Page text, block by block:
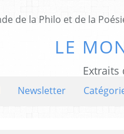
LE
Extraits
Newsletter